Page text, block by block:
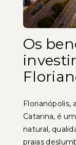
Os
Florianópolis,
Catarina, é
natural,
praias